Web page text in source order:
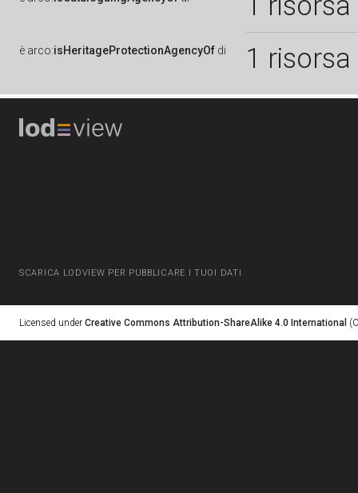
è arco:isHeritageProtectionAgencyOf di 1 risorsa
SCARICA LODVIEW PER PUBBLICARE I TUOI DATI
Licensed under Creative Commons Attribution-ShareAlike 4.0 International